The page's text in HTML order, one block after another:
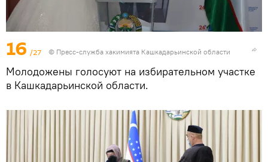
16 /27 © Пресс-служба хакимията Кашкадарьинской области
Молодожены голосуют на избирательном участке
в Кашкадарьинской области.